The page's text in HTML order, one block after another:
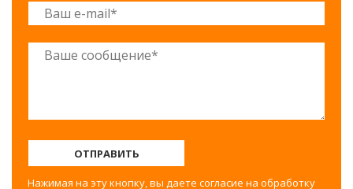
ОТПРАВИТЬ
Нажимая на эту кнопку, вы даете согласие на обработку